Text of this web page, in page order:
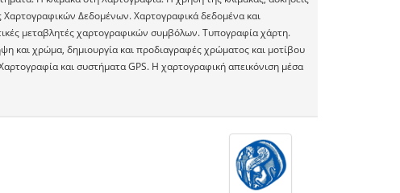
Δεδομένων. Χαρτογραφικά δεδομένα και
μεταβλητές χαρτογραφικών συμβόλων. Τυπογραφία χάρτη.
και χρώμα, δημιουργία και προδιαγραφές χρώματος και μοτίβου
και συστήματα GPS. Η χαρτογραφική απεικόνιση μέσα